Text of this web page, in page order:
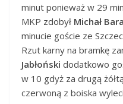
minut ponieważ w 29
MKP zdobył Michał
minucie goście ze
Rzut karny na bramkę
Jabłoński dodatkowo
w 10 gdyż za drugą
czerwoną z boiska